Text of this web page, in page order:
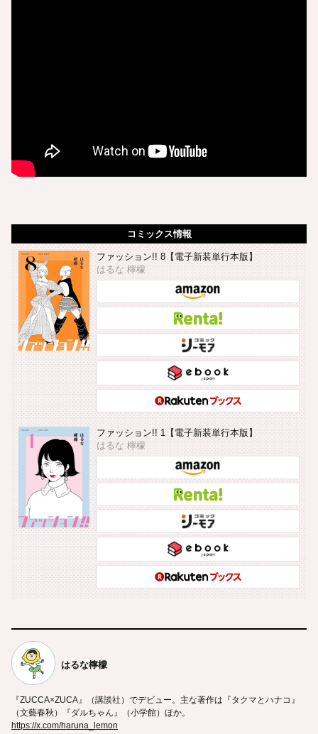
コミックス情報
ファッション!! 8【電子新装単行本版】
はるな 檸檬
ファッション!! 1【電子新装単行本版】
はるな 檸檬
はるな檸檬
『ZUCCA×ZUCA』（講談社）でデビュー。主な著作は『タクマとハナコ』
（文藝春秋）『ダルちゃん』（小学館）ほか。
https://x.com/haruna_lemon